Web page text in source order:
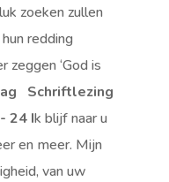
zoeken zullen
redding
‘God is
Schriftlezing
24 Ik blijf naar u
en meer. Mijn
van uw